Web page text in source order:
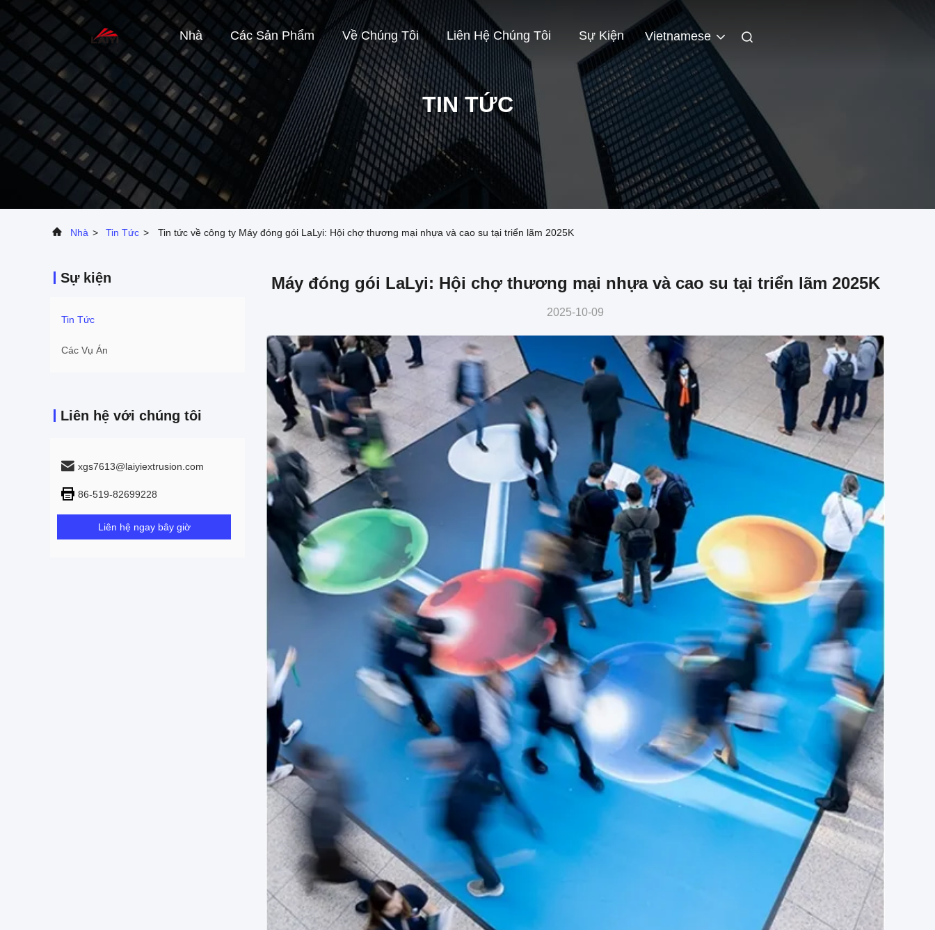
Nhà Các Sản Phẩm Về Chúng Tôi Liên Hệ Chúng Tôi Sự Kiện Vietnamese
TIN TỨC
Nhà > Tin Tức > Tin tức về công ty Máy đóng gói LaLyi: Hội chợ thương mại nhựa và cao su tại triển lãm 2025K
Sự kiện
Tin Tức
Các Vụ Án
Liên hệ với chúng tôi
xgs7613@laiyiextrusion.com
86-519-82699228
Liên hệ ngay bây giờ
Máy đóng gói LaLyi: Hội chợ thương mại nhựa và cao su tại triển lãm 2025K
2025-10-09